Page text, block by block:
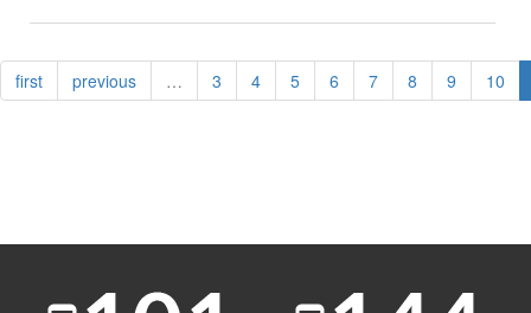
Becas
Municipales
first previous … 3 4 5 6 7 8 9 10